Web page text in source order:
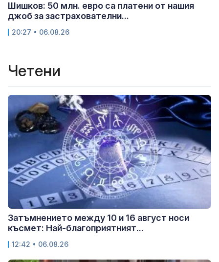
Шишков: 50 млн. евро са платени от нашия
джоб за застрахователни...
20:27 • 06.08.26
Четени
Затъмнението между 10 и 16 август носи
късмет: Най-благоприятният...
12:42 • 06.08.26